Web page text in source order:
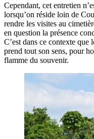
Cependant, cet entretien
lorsqu’on réside loin de
rendre les visites au
en question la présence
C’est dans ce contexte que
prend tout son sens, pour
flamme du souvenir.